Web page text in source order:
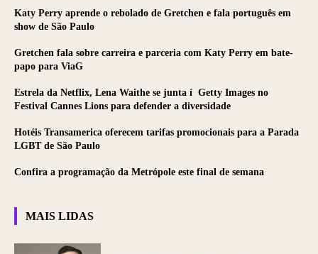
Katy Perry aprende o rebolado de Gretchen e fala português em
show de São Paulo
Gretchen fala sobre carreira e parceria com Katy Perry em bate-
papo para ViaG
Estrela da Netflix, Lena Waithe se junta í Getty Images no
Festival Cannes Lions para defender a diversidade
Hotéis Transamerica oferecem tarifas promocionais para a Parada
LGBT de São Paulo
Confira a programação da Metrópole este final de semana
MAIS LIDAS